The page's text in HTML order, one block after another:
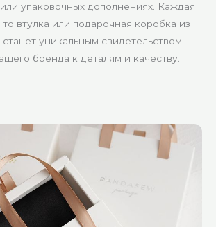
упаковочных дополнениях. Каждая
втулка или подарочная коробка из
станет уникальным свидетельством
бренда к деталям и качеству.